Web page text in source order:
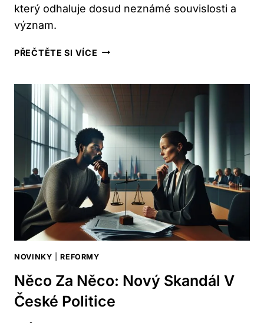
který odhaluje dosud neznámé souvislosti a
význam.
PŘEČTĚTE SI VÍCE JAK
Z
BELFASTU
DO
NEBE:
NOVÝ
VÝKLAD
PŘÍBĚHU
NOVINKY |REFORMY
Něco Za Něco: Nový Skandál V
České Politice